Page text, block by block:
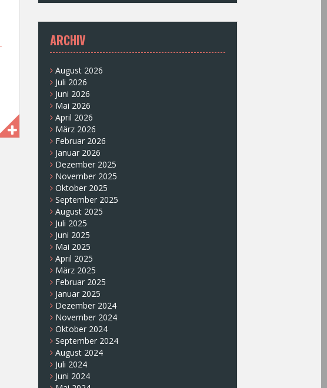
ARCHIV
August 2026
Juli 2026
Juni 2026
Mai 2026
April 2026
März 2026
Februar 2026
Januar 2026
Dezember 2025
November 2025
Oktober 2025
September 2025
August 2025
Juli 2025
Juni 2025
Mai 2025
April 2025
März 2025
Februar 2025
Januar 2025
Dezember 2024
November 2024
Oktober 2024
September 2024
August 2024
Juli 2024
Juni 2024